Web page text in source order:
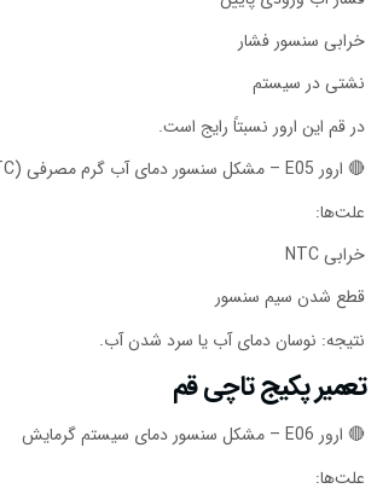
خرابی سنسور فشار
نشتی در سیستم
در قم این ارور نسبتاً رایج است.
🔴 ارور E05 – مشکل سنسور دمای آب گرم مصرفی (NTC)
علت‌ها:
خرابی NTC
قطع شدن سیم سنسور
نتیجه: نوسان دمای آب یا سرد شدن آب.
تعمیر پکیج تاچی قم
🔴 ارور E06 – مشکل سنسور دمای سیستم گرمایش
علت‌ها: